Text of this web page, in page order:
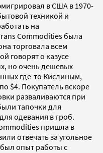
в США в 1970-
техникой и
на
Commodities была
торговала всем
говорят о казусе
но очень дешевых
где-то Кислиным,
$4. Покупатель вскоре
разваливаются при
тапочки для
одевания в гроб.
пришла в
отвечать за угольное
опыт работы с